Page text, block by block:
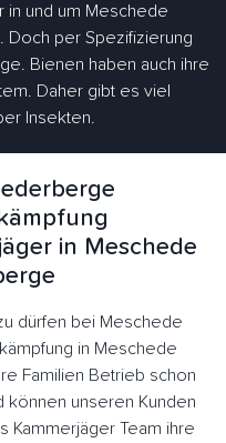
in und um Meschede
Doch per Spezifizierung
Bienen haben auch ihre
Daher gibt es viel
Insekten.
in Meschede
dürfen bei Meschede
in Meschede
Familien Betrieb schon
können unseren Kunden
Kammerjäger Team ihre